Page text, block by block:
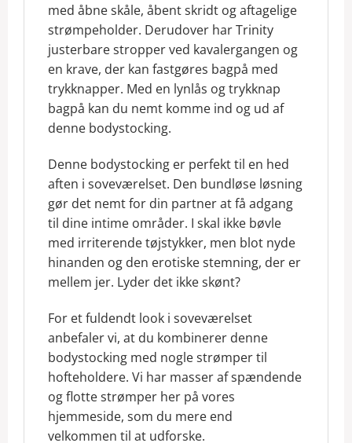
med åbne skåle, åbent skridt og aftagelige
strømpeholder. Derudover har Trinity
justerbare stropper ved kavalergangen og
en krave, der kan fastgøres bagpå med
trykknapper. Med en lynlås og trykknap
bagpå kan du nemt komme ind og ud af
denne bodystocking.
Denne bodystocking er perfekt til en hed
aften i soveværelset. Den bundløse løsning
gør det nemt for din partner at få adgang
til dine intime områder. I skal ikke bøvle
med irriterende tøjstykker, men blot nyde
hinanden og den erotiske stemning, der er
mellem jer. Lyder det ikke skønt?
For et fuldendt look i soveværelset
anbefaler vi, at du kombinerer denne
bodystocking med nogle strømper til
hofteholdere. Vi har masser af spændende
og flotte strømper her på vores
hjemmeside, som du mere end
velkommen til at udforske.